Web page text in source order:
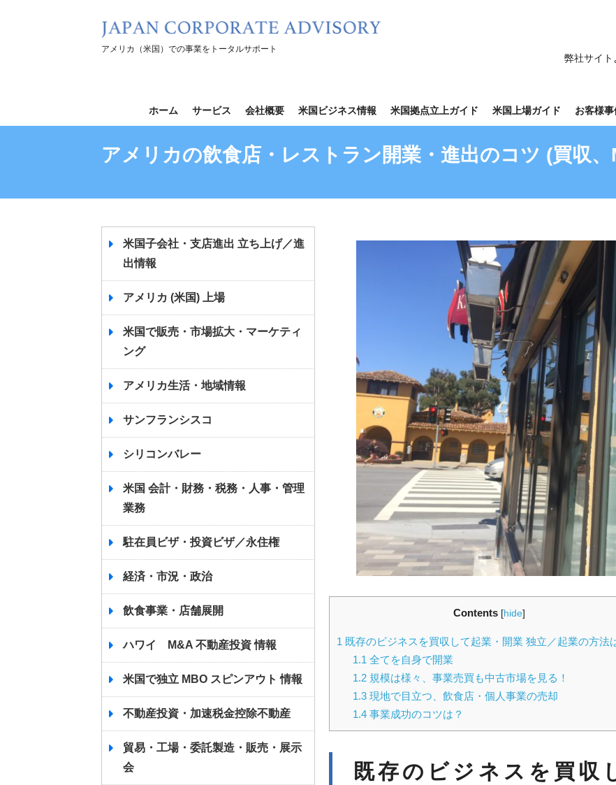
ス
アメリカ（米国）での事業をトータルサポート
弊社サイト
ホーム サービス 会社概要 米国ビジネス情報 米国拠点立上ガイド 米国上場ガイド お客様事
アメリカの飲食店・レストラン開業・進出のコツ (買収、
Contents [hide]
1 既存のビジネスを買収して起業・開業 独立／起業の方法
1.1 全てを自身で開業
1.2規模は様々、事業売買も中古市場を見る！
1.3現地で目立つ、飲食店・個人事業の売却
1.4事業成功のコツは？
既存のビジネスを買収
米国子会社・支店進出 立ち上げ／進
出情報
アメリカ (米国) 上場
米国で販売・市場拡大・マーケティ
ング
アメリカ生活・地域情報
サンフランシスコ
シリコンバレー
米国 会計・財務・税務・人事・管理
業務
駐在員ビザ・投資ビザ／永住権
経済・市況・政治
飲食事業・店舗展開
ハワイ M&A 不動産投資 情報
米国で独立 MBO スピンアウト 情報
不動産投資・加速税金控除不動産
貿易・工場・委託製造・販売・展示
会